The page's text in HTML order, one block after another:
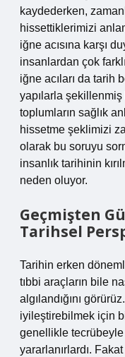
kaydederken,
hissettiklerimizi
iğne acısına karşı
insanlardan çok
iğne acıları da tarih
yapılarla şekillenmiş
toplumların sağlık
hissetme şeklimizi
olarak bu soruyu
insanlık tarihinin
neden oluyor.
Geçmişten
Tarihsel
Tarihin erken
tıbbi araçların bile
algılandığını
iyileştirebilmek için
genellikle tecrübeyle
yararlanırlardı.